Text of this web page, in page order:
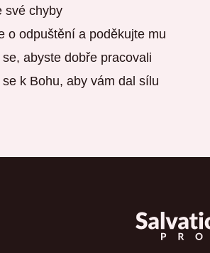
své chyby
o odpuštění a poděkujte mu
abyste dobře pracovali
k Bohu, aby vám dal sílu